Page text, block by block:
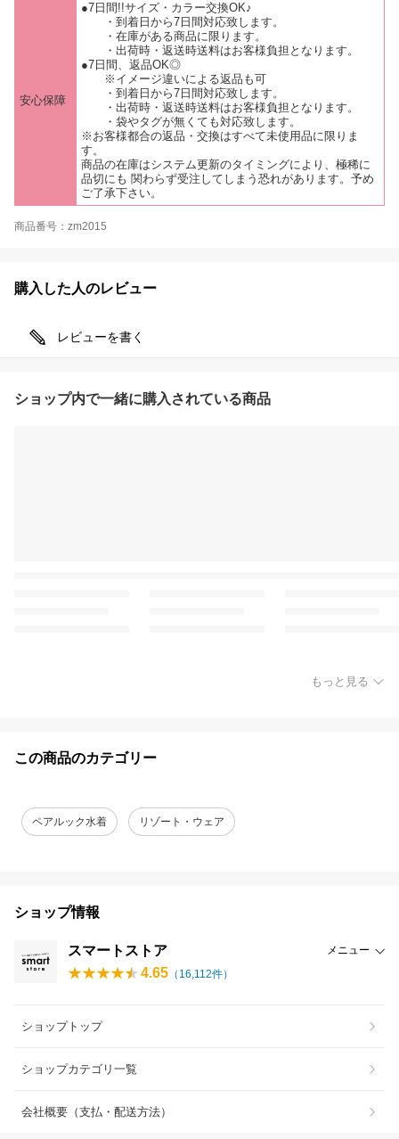
安心保障
●7日間!!サイズ・カラー交換OK♪
・到着日から7日間対応致します。
・在庫がある商品に限ります。
・出荷時・返送時送料はお客様負担となります。
●7日間、返品OK◎
※イメージ違いによる返品も可
・到着日から7日間対応致します。
・出荷時・返送時送料はお客様負担となります。
・袋やタグが無くても対応致します。
※お客様都合の返品・交換はすべて未使用品に限りま
す。
商品の在庫はシステム更新のタイミングにより、極稀に
品切にも 関わらず受注してしまう恐れがあります。予め
ご了承下さい。
商品番号：zm2015
購入した人のレビュー
レビューを書く
ショップ内で一緒に購入されている商品
もっと見る
この商品のカテゴリー
ペアルック水着 リゾート・ウェア
ショップ情報
スマートストア メニュー
4.65 （ 16,112件）
ショップトップ
ショップカテゴリ一覧
会社概要（支払・配送方法）